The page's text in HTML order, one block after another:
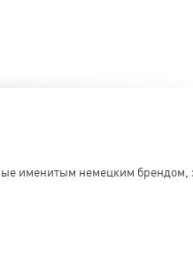
именитым немецким брендом,